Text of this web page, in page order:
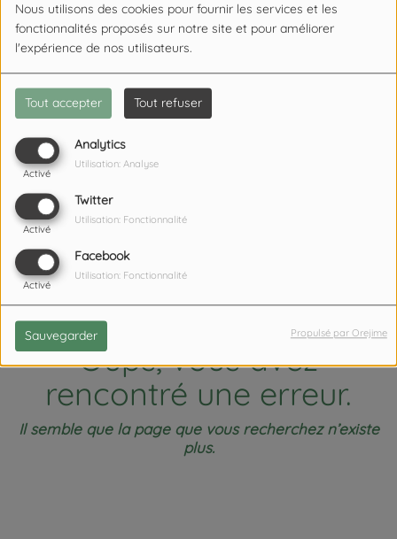
Nous utilisons des cookies pour fournir les services et les
fonctionnalités proposés sur notre site et pour améliorer
l'expérience de nos utilisateurs.
Tout accepter Tout refuser
Analytics
Activé
Utilisation: Analyse
Twitter
Activé
Utilisation: Fonctionnalité
Facebook
Activé
Utilisation: Fonctionnalité
Sauvegarder Propulsé par Orejime
404
Oups, vous avez
rencontré une erreur.
Il semble que la page que vous recherchez n’existe
plus.